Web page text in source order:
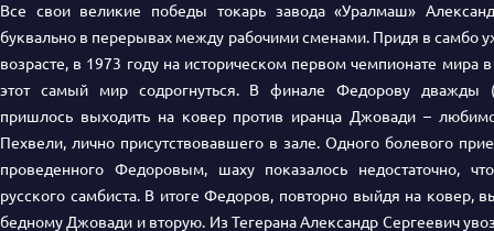
Все свои великие победы токарь завода «Уралмаш»
буквально в перерывах между рабочими сменами. Придя в самбо
возрасте, в 1973 году на историческом первом чемпионате мира в
этот самый мир содрогнуться. В финале Федорову дважды
пришлось выходить на ковер против иранца Джовади –
Пехвели, лично присутствовавшего в зале. Одного болевого
проведенного Федоровым, шаху показалось недостаточно,
русского самбиста. В итоге Федоров, повторно выйдя на ковер,
бедному Джовади и вторую. Из Тегерана Александр Сергеевич